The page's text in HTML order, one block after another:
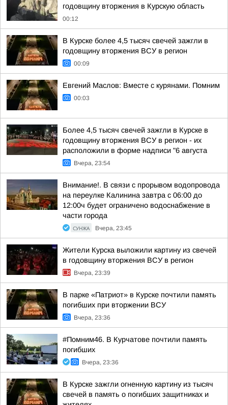
годовщину вторжения в Курскую область
00:12
В Курске более 4,5 тысяч свечей зажгли в
годовщину вторжения ВСУ в регион
00:09
Евгений Маслов: Вместе с курянами. Помним
00:03
Более 4,5 тысяч свечей зажгли в Курске в
годовщину вторжения ВСУ в регион - их
расположили в форме надписи "6 августа
Вчера, 23:54
Внимание!. В связи с прорывом водопровода
на переулке Калинина завтра с 06:00 до
12:00ч будет ограничено водоснабжение в
части города
СУНЖА Вчера, 23:45
Жители Курска выложили картину из свечей
в годовщину вторжения ВСУ в регион
Вчера, 23:39
В парке «Патриот» в Курске почтили память
погибших при вторжении ВСУ
Вчера, 23:36
#Помним46. В Курчатове почтили память
погибших
Вчера, 23:36
В Курске зажгли огненную картину из тысяч
свечей в память о погибших защитниках и